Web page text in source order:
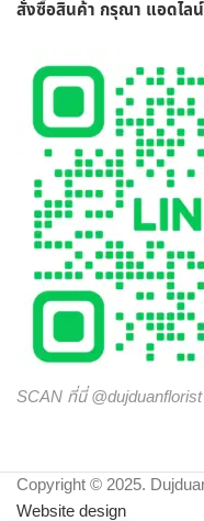
ปรึกษาแนะนำเรื่องการส่
หรือวันสำคัญใด นึกถึงงา
ประสบการณ์ ต้องเลือก
ฟลอริสท์” เท่านั้น เราไม่
สั่งซื้อสินค้า กรุณา แอดไลน์
SCAN ที่นี่ @dujduanflorist
Copyright © 2025.
Website design